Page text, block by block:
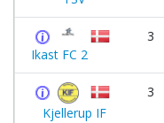
Ikast FC 2
3
Kjellerup IF
3